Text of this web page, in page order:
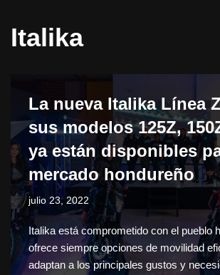
Italika
La nueva Italika Línea
sus modelos 125Z,
ya están disponibles
mercado hondureño
julio 23, 2022
Italika está comprometido con el pueblo
ofrece siempre opciones de movilidad
adaptan a los principales gustos y